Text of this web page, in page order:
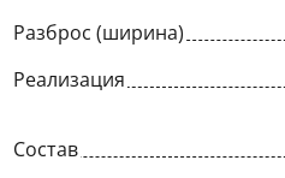
Разброс (ширина)
Реализация
Состав